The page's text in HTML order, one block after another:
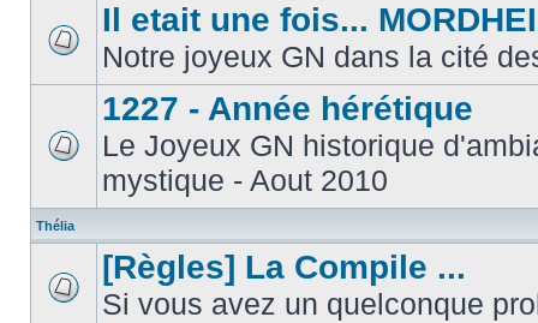
Il etait une fois...
Notre joyeux GN dans la cité
1227 - Année hérétique
Le Joyeux GN historique
mystique - Aout 2010
Thélia
[Règles] La Compile ...
Si vous avez un quelconque